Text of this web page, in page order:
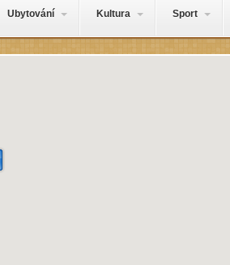
Ubytování Kultura Sport